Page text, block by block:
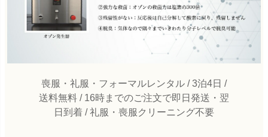
喪服・礼服・フォーマルレンタル / 3泊4日 /
送料無料 / 16時までのご注文で即日発送・翌
日到着 / 礼服・喪服クリーニング不要